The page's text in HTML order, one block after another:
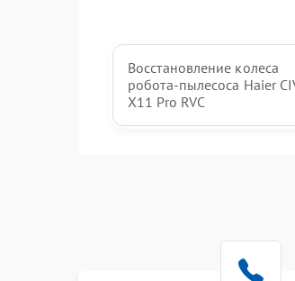
Восстановление колеса
робота-пылесоса Haier
X11 Pro RVC